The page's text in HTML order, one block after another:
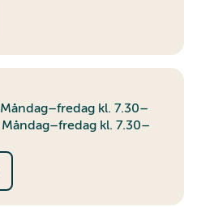
Måndag–fredag kl. 7.30–
Måndag–fredag kl. 7.30–